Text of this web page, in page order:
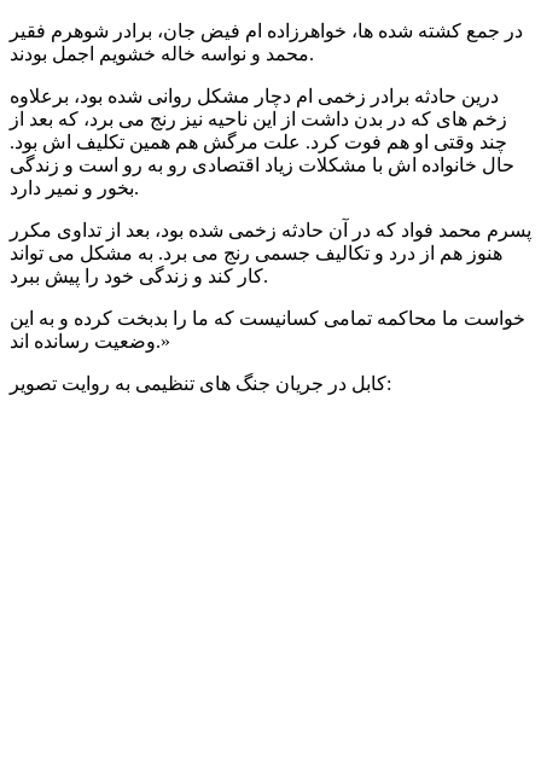
در جمع کشته شده ها، خواهرزاده ام فیض جان، برادر شوهرم فقیر
محمد و نواسه خاله خشویم اجمل بودند.
درین حادثه برادر زخمی ام دچار مشکل روانی شده بود، برعلاوه
زخم های که در بدن داشت از این ناحیه نیز رنج می برد، که بعد از
چند وقتی او هم فوت کرد. علت مرگش هم همین تکلیف اش بود.
حال خانواده اش با مشکلات زیاد اقتصادی رو به رو است و زندگی
بخور و نمیر دارد.
پسرم محمد فواد که در آن حادثه زخمی شده بود، بعد از تداوی مکرر
هنوز هم از درد و تکالیف جسمی رنج می برد. به مشکل می تواند
کار کند و زندگی خود را پیش ببرد.
خواست ما محاکمه تمامی کسانیست که ما را بدبخت کرده و به این
وضعیت رسانده اند.»
کابل در جریان جنگ های تنظیمی به روایت تصویر: